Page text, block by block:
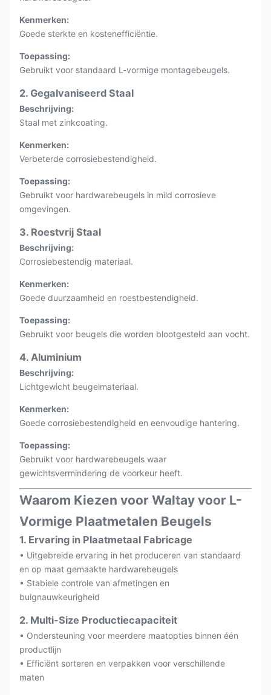
Kenmerken:
Goede sterkte en kostenefficiëntie.
Toepassing:
Gebruikt voor standaard L-vormige montagebeugels.
2. Gegalvaniseerd Staal
Beschrijving:
Staal met zinkcoating.
Kenmerken:
Verbeterde corrosiebestendigheid.
Toepassing:
Gebruikt voor hardwarebeugels in mild corrosieve
omgevingen.
3. Roestvrij Staal
Beschrijving:
Corrosiebestendig materiaal.
Kenmerken:
Goede duurzaamheid en roestbestendigheid.
Toepassing:
Gebruikt voor beugels die worden blootgesteld aan vocht.
4. Aluminium
Beschrijving:
Lichtgewicht beugelmateriaal.
Kenmerken:
Goede corrosiebestendigheid en eenvoudige hantering.
Toepassing:
Gebruikt voor hardwarebeugels waar
gewichtsvermindering de voorkeur heeft.
Waarom Kiezen voor Waltay voor L-
Vormige Plaatmetalen Beugels
1. Ervaring in Plaatmetaal Fabricage
• Uitgebreide ervaring in het produceren van standaard
en op maat gemaakte hardwarebeugels
• Stabiele controle van afmetingen en
buignauwkeurigheid
2. Multi-Size Productiecapaciteit
• Ondersteuning voor meerdere maatopties binnen één
productlijn
• Efficiënt sorteren en verpakken voor verschillende
maten